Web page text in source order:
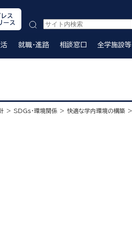
ス
ース
就職・進路 相談窓口 全学施設等
SDGｓ・環境関係 快適な学内環境の構築